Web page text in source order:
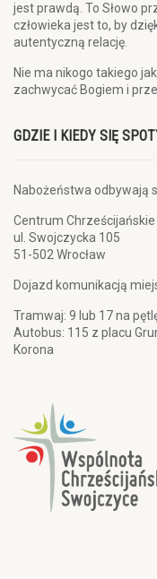
jest prawdą. To Słowo
człowieka jest to, by
autentyczną relację.
Nie ma nikogo takiego
zachwycać Bogiem i
GDZIE I KIEDY SIĘ
Nabożeństwa odbywają
Centrum
ul. Swojczycka 105
51-502 Wrocław
Dojazd komunikacją
Tramwaj: 9 lub 17 na
Autobus: 115 z placu
Korona